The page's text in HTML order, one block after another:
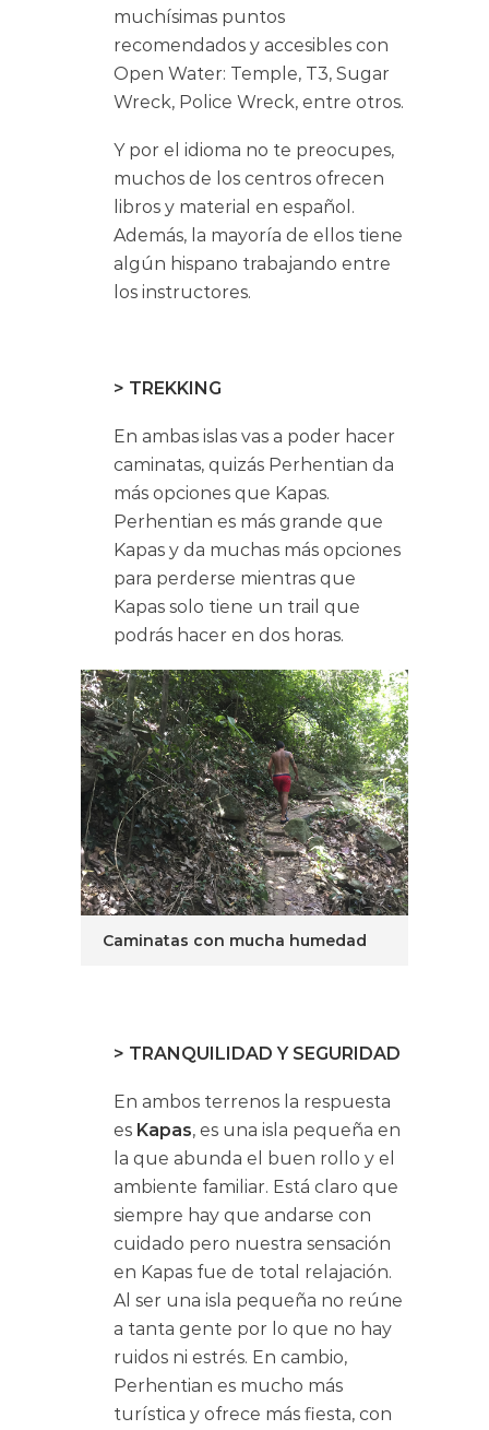
muchísimas puntos
recomendados y accesibles con
Open Water: Temple, T3, Sugar
Wreck, Police Wreck, entre otros.
Y por el idioma no te preocupes,
muchos de los centros ofrecen
libros y material en español.
Además, la mayoría de ellos tiene
algún hispano trabajando entre
los instructores.
> TREKKING
En ambas islas vas a poder hacer
caminatas, quizás Perhentian da
más opciones que Kapas.
Perhentian es más grande que
Kapas y da muchas más opciones
para perderse mientras que
Kapas solo tiene un trail que
podrás hacer en dos horas.
Caminatas con mucha humedad
> TRANQUILIDAD Y SEGURIDAD
En ambos terrenos la respuesta
es Kapas, es una isla pequeña en
la que abunda el buen rollo y el
ambiente familiar. Está claro que
siempre hay que andarse con
cuidado pero nuestra sensación
en Kapas fue de total relajación.
Al ser una isla pequeña no reúne
a tanta gente por lo que no hay
ruidos ni estrés. En cambio,
Perhentian es mucho más
turística y ofrece más fiesta, con